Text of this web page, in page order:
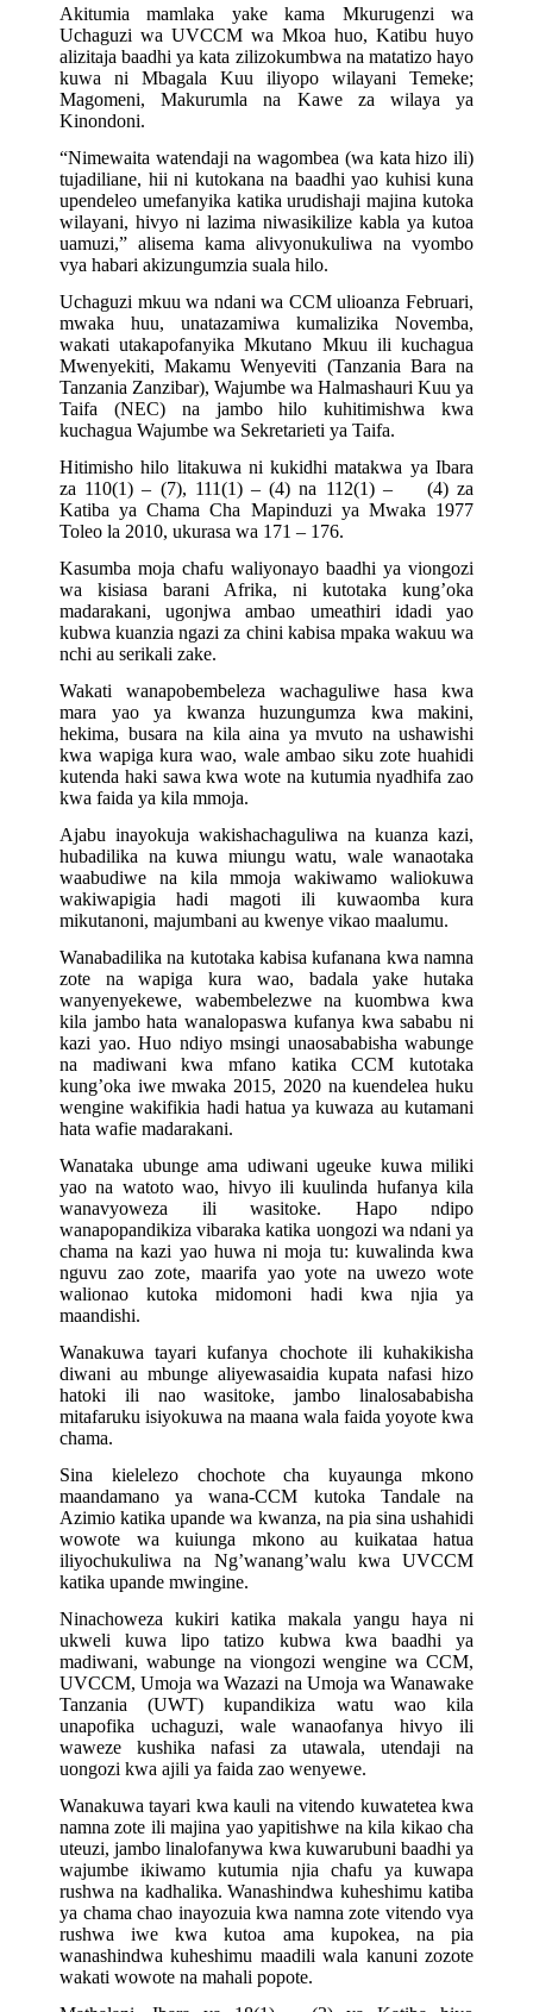
Akitumia mamlaka yake kama Mkurugenzi wa
Uchaguzi wa UVCCM wa Mkoa huo, Katibu huyo
alizitaja baadhi ya kata zilizokumbwa na matatizo hayo
kuwa ni Mbagala Kuu iliyopo wilayani Temeke;
Magomeni, Makurumla na Kawe za wilaya ya
Kinondoni.
“Nimewaita watendaji na wagombea (wa kata hizo ili)
tujadiliane, hii ni kutokana na baadhi yao kuhisi kuna
upendeleo umefanyika katika urudishaji majina kutoka
wilayani, hivyo ni lazima niwasikilize kabla ya kutoa
uamuzi,” alisema kama alivyonukuliwa na vyombo
vya habari akizungumzia suala hilo.
Uchaguzi mkuu wa ndani wa CCM ulioanza Februari,
mwaka huu, unatazamiwa kumalizika Novemba,
wakati utakapofanyika Mkutano Mkuu ili kuchagua
Mwenyekiti, Makamu Wenyeviti (Tanzania Bara na
Tanzania Zanzibar), Wajumbe wa Halmashauri Kuu ya
Taifa (NEC) na jambo hilo kuhitimishwa kwa
kuchagua Wajumbe wa Sekretarieti ya Taifa.
Hitimisho hilo litakuwa ni kukidhi matakwa ya Ibara
za 110(1) – (7), 111(1) – (4) na 112(1) – (4) za
Katiba ya Chama Cha Mapinduzi ya Mwaka 1977
Toleo la 2010, ukurasa wa 171 – 176.
Kasumba moja chafu waliyonayo baadhi ya viongozi
wa kisiasa barani Afrika, ni kutotaka kung’oka
madarakani, ugonjwa ambao umeathiri idadi yao
kubwa kuanzia ngazi za chini kabisa mpaka wakuu wa
nchi au serikali zake.
Wakati wanapobembeleza wachaguliwe hasa kwa
mara yao ya kwanza huzungumza kwa makini,
hekima, busara na kila aina ya mvuto na ushawishi
kwa wapiga kura wao, wale ambao siku zote huahidi
kutenda haki sawa kwa wote na kutumia nyadhifa zao
kwa faida ya kila mmoja.
Ajabu inayokuja wakishachaguliwa na kuanza kazi,
hubadilika na kuwa miungu watu, wale wanaotaka
waabudiwe na kila mmoja wakiwamo waliokuwa
wakiwapigia hadi magoti ili kuwaomba kura
mikutanoni, majumbani au kwenye vikao maalumu.
Wanabadilika na kutotaka kabisa kufanana kwa namna
zote na wapiga kura wao, badala yake hutaka
wanyenyekewe, wabembelezwe na kuombwa kwa
kila jambo hata wanalopaswa kufanya kwa sababu ni
kazi yao. Huo ndiyo msingi unaosababisha wabunge
na madiwani kwa mfano katika CCM kutotaka
kung’oka iwe mwaka 2015, 2020 na kuendelea huku
wengine wakifikia hadi hatua ya kuwaza au kutamani
hata wafie madarakani.
Wanataka ubunge ama udiwani ugeuke kuwa miliki
yao na watoto wao, hivyo ili kuulinda hufanya kila
wanavyoweza ili wasitoke. Hapo ndipo
wanapopandikiza vibaraka katika uongozi wa ndani ya
chama na kazi yao huwa ni moja tu: kuwalinda kwa
nguvu zao zote, maarifa yao yote na uwezo wote
walionao kutoka midomoni hadi kwa njia ya
maandishi.
Wanakuwa tayari kufanya chochote ili kuhakikisha
diwani au mbunge aliyewasaidia kupata nafasi hizo
hatoki ili nao wasitoke, jambo linalosababisha
mitafaruku isiyokuwa na maana wala faida yoyote kwa
chama.
Sina kielelezo chochote cha kuyaunga mkono
maandamano ya wana-CCM kutoka Tandale na
Azimio katika upande wa kwanza, na pia sina ushahidi
wowote wa kuiunga mkono au kuikataa hatua
iliyochukuliwa na Ng’wanang’walu kwa UVCCM
katika upande mwingine.
Ninachoweza kukiri katika makala yangu haya ni
ukweli kuwa lipo tatizo kubwa kwa baadhi ya
madiwani, wabunge na viongozi wengine wa CCM,
UVCCM, Umoja wa Wazazi na Umoja wa Wanawake
Tanzania (UWT) kupandikiza watu wao kila
unapofika uchaguzi, wale wanaofanya hivyo ili
waweze kushika nafasi za utawala, utendaji na
uongozi kwa ajili ya faida zao wenyewe.
Wanakuwa tayari kwa kauli na vitendo kuwatetea kwa
namna zote ili majina yao yapitishwe na kila kikao cha
uteuzi, jambo linalofanywa kwa kuwarubuni baadhi ya
wajumbe ikiwamo kutumia njia chafu ya kuwapa
rushwa na kadhalika. Wanashindwa kuheshimu katiba
ya chama chao inayozuia kwa namna zote vitendo vya
rushwa iwe kwa kutoa ama kupokea, na pia
wanashindwa kuheshimu maadili wala kanuni zozote
wakati wowote na mahali popote.